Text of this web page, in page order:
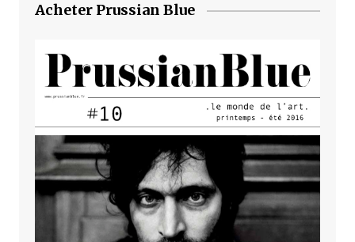
Acheter Prussian Blue